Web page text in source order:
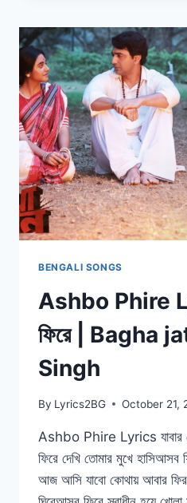
NEI
LYRICS
|
আমি
সেই
মানুষটা
নেই
|
DAWSHOM
AWBOTAAR
|
ANUPAM
SRIJIT
BENGALI SONGS
Ashbo Phire
ফিরে | Bagha
Singh
By Lyrics2BG October 21,
Ashbo Phire Lyrics যাবার
ফিরে দেখি তোমার মুখে
আজ আসি যাবো কোথায় আবার